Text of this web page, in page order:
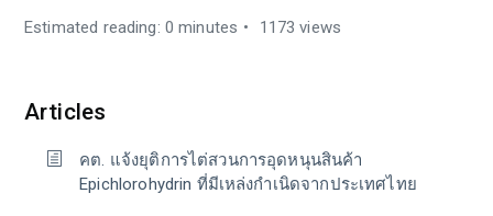
Estimated reading: 0 minutes 1173 views
Articles
คต. แจ้งยุติการไต่สวนการอุดหนุนสินค้า
Epichlorohydrin ที่มีเหล่งกำเนิดจากประเทศไทย